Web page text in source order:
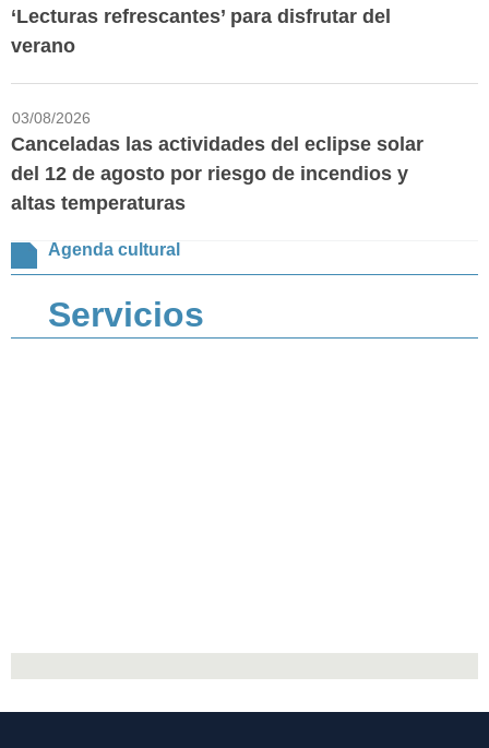
‘Lecturas refrescantes’ para disfrutar del
verano
03/08/2026
Canceladas las actividades del eclipse solar
del 12 de agosto por riesgo de incendios y
altas temperaturas
Agenda cultural
Servicios